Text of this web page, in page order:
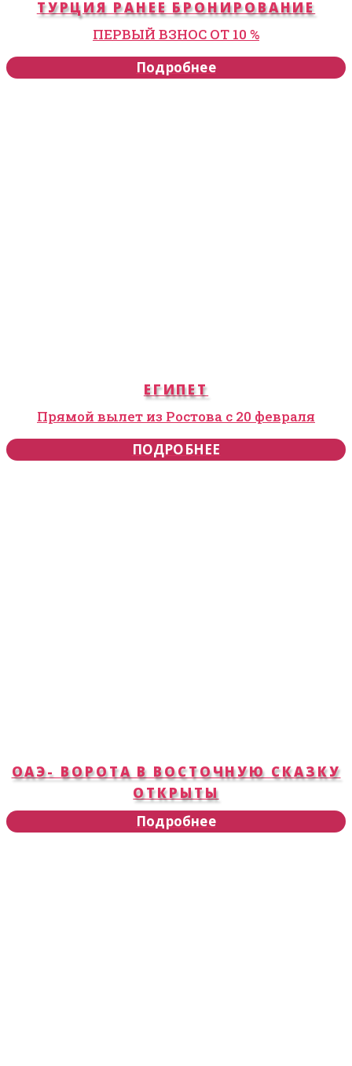
ТУРЦИЯ РАНЕЕ БРОНИРОВАНИЕ
ПЕРВЫЙ ВЗНОС ОТ 10 %
Подробнее
ЕГИПЕТ
Прямой вылет из Ростова с 20 февраля
ПОДРОБНЕЕ
ОАЭ- ВОРОТА В ВОСТОЧНУЮ СКАЗКУ
ОТКРЫТЫ
Подробнее